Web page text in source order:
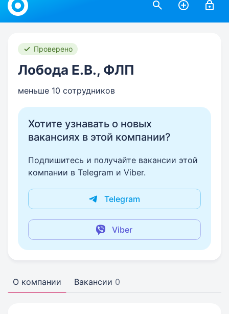
Проверено
Лобода Е.В., ФЛП
меньше 10 сотрудников
Хотите узнавать о новых
вакансиях в этой компании?
Подпишитесь и получайте вакансии этой
компании в Telegram и Viber.
Telegram
Viber
О компании Вакансии 0